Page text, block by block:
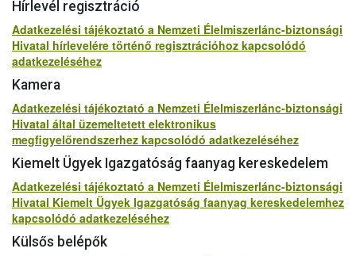
Hírlevél regisztráció
Adatkezelési tájékoztató a Nemzeti Élelmiszerlánc-biztonsági
Hivatal hírlevelére történő regisztrációhoz kapcsolódó
adatkezeléséhez
Kamera
Adatkezelési tájékoztató a Nemzeti Élelmiszerlánc-biztonsági
Hivatal által üzemeltetett elektronikus
megfigyelőrendszerhez kapcsolódó adatkezeléséhez
Kiemelt Ügyek Igazgatóság faanyag kereskedelem
Adatkezelési tájékoztató a Nemzeti Élelmiszerlánc-biztonsági
Hivatal Kiemelt Ügyek Igazgatóság faanyag kereskedelemhez
kapcsolódó adatkezeléséhez
Külsős belépők